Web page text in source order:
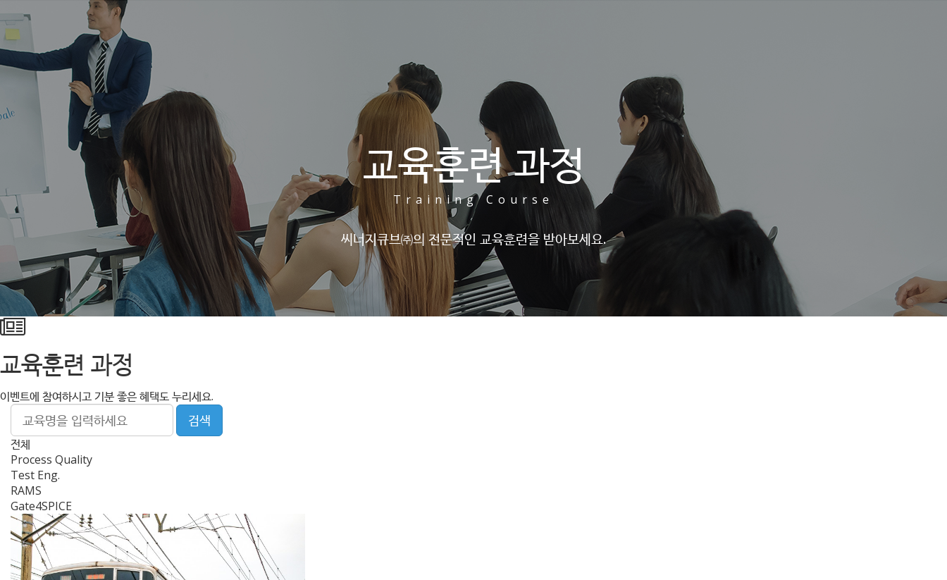
교육훈련 과정
Training Course
씨너지큐브㈜의 전문적인 교육훈련을 받아보세요.
교육훈련 과정
이벤트에 참여하시고 기분 좋은 혜택도 누리세요.
검색
전체
Process Quality
Test Eng.
RAMS
Gate4SPICE